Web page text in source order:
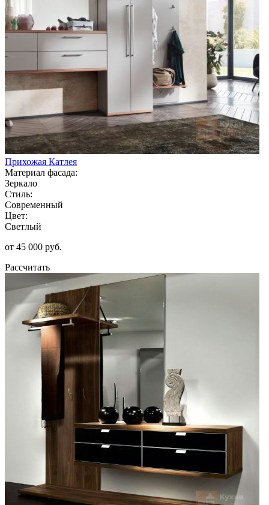
Прихожая Катлея
Материал фасада:
Зеркало
Стиль:
Современный
Цвет:
Светлый
от 45 000 руб.
Рассчитать